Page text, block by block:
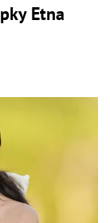
Etna